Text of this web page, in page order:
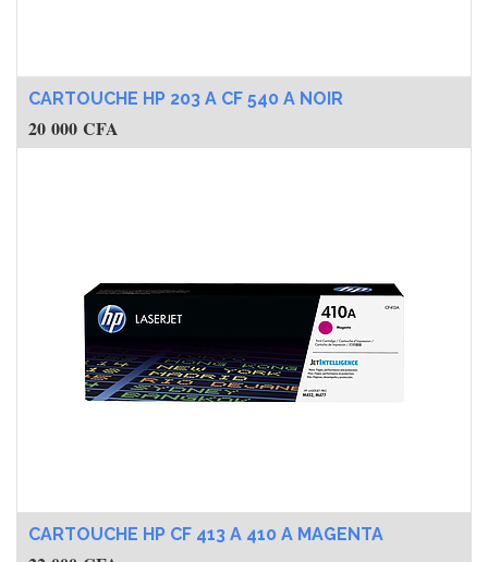
CARTOUCHE HP 203 A CF 540 A NOIR
20 000 CFA
CARTOUCHE HP CF 413 A 410 A MAGENTA
22 000 CFA